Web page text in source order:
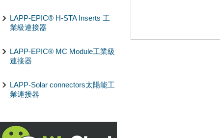
LAPP-EPIC® H-STA Inserts 工
業級連接器
LAPP-EPIC® MC Module工業級
連接器
LAPP-Solar connectors太陽能工
業連接器